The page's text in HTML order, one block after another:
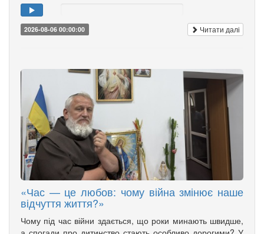
2026-08-06 00:00:00 Читати далі
«Час — це любов: чому війна змінює наше
відчуття життя?»
Чому під час війни здається, що роки минають швидше,